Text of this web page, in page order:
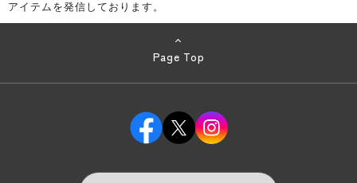
アイテムを発信しております。
Page Top